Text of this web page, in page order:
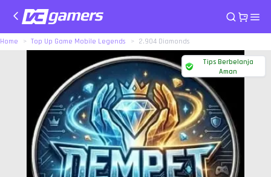
Home Top Up Game Mobile Legends 2.904 Diamonds
Tips Berbelanja
Aman